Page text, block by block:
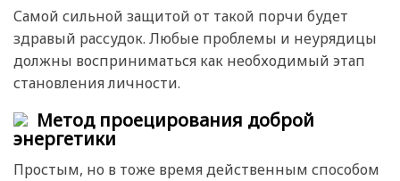
Самой сильной защитой от такой порчи будет
здравый рассудок. Любые проблемы и неурядицы
должны восприниматься как необходимый этап
становления личности.
Метод проецирования доброй
энергетики
Простым, но в тоже время действенным способом